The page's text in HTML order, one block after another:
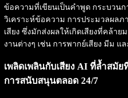
ข้อความที่เขียนเป็นคำพูด กระบวนก
วิเคราะห์ข้อความ การประมวลผลภ
เสียง ซึ่งมักส่งผลให้เกิดเสียงที่คล้า
งานต่างๆ เช่น การพากย์เสียง มีม แ
เพลิดเพลินกับเสียง AI ที่ล้ำสมั
การสนับสนุนตลอด 24/7